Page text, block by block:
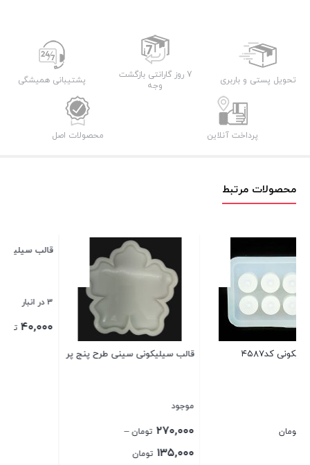
تحویل پستی و باربری
7 روز گارانتی بازگشت
وجه
پشتیبانی همیشگی
پرداخت آنلاین محصولات اصل
محصولات مرتبط
قالب سیلیکونی سینی طرح پنج پر
۲۷۰,۰۰۰
قالب سیلیکونی کد ۴۱۴۴ – موج
۴۰,۰۰۰ تومان